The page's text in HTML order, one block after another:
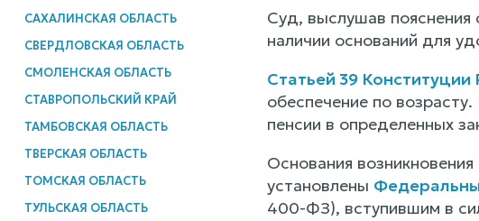
САХАЛИНСКАЯ ОБЛАСТЬ
СВЕРДЛОВСКАЯ ОБЛАСТЬ
СМОЛЕНСКАЯ ОБЛАСТЬ
СТАВРОПОЛЬСКИЙ КРАЙ
ТАМБОВСКАЯ ОБЛАСТЬ
ТВЕРСКАЯ ОБЛАСТЬ
ТОМСКАЯ ОБЛАСТЬ
ТУЛЬСКАЯ ОБЛАСТЬ
Суд, выслушав
наличии оснований для
Статьей 39 Конституции
обеспечение по
пенсии в определенных
Основания
установлены
400-ФЗ), вступившим в